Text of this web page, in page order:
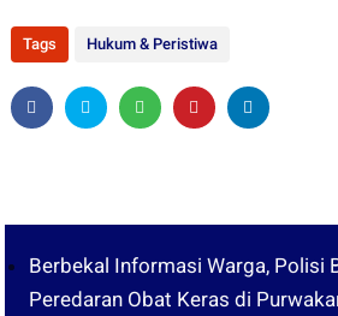
Tags Hukum & Peristiwa
Berbekal Informasi Warga, Polisi
Peredaran Obat Keras di